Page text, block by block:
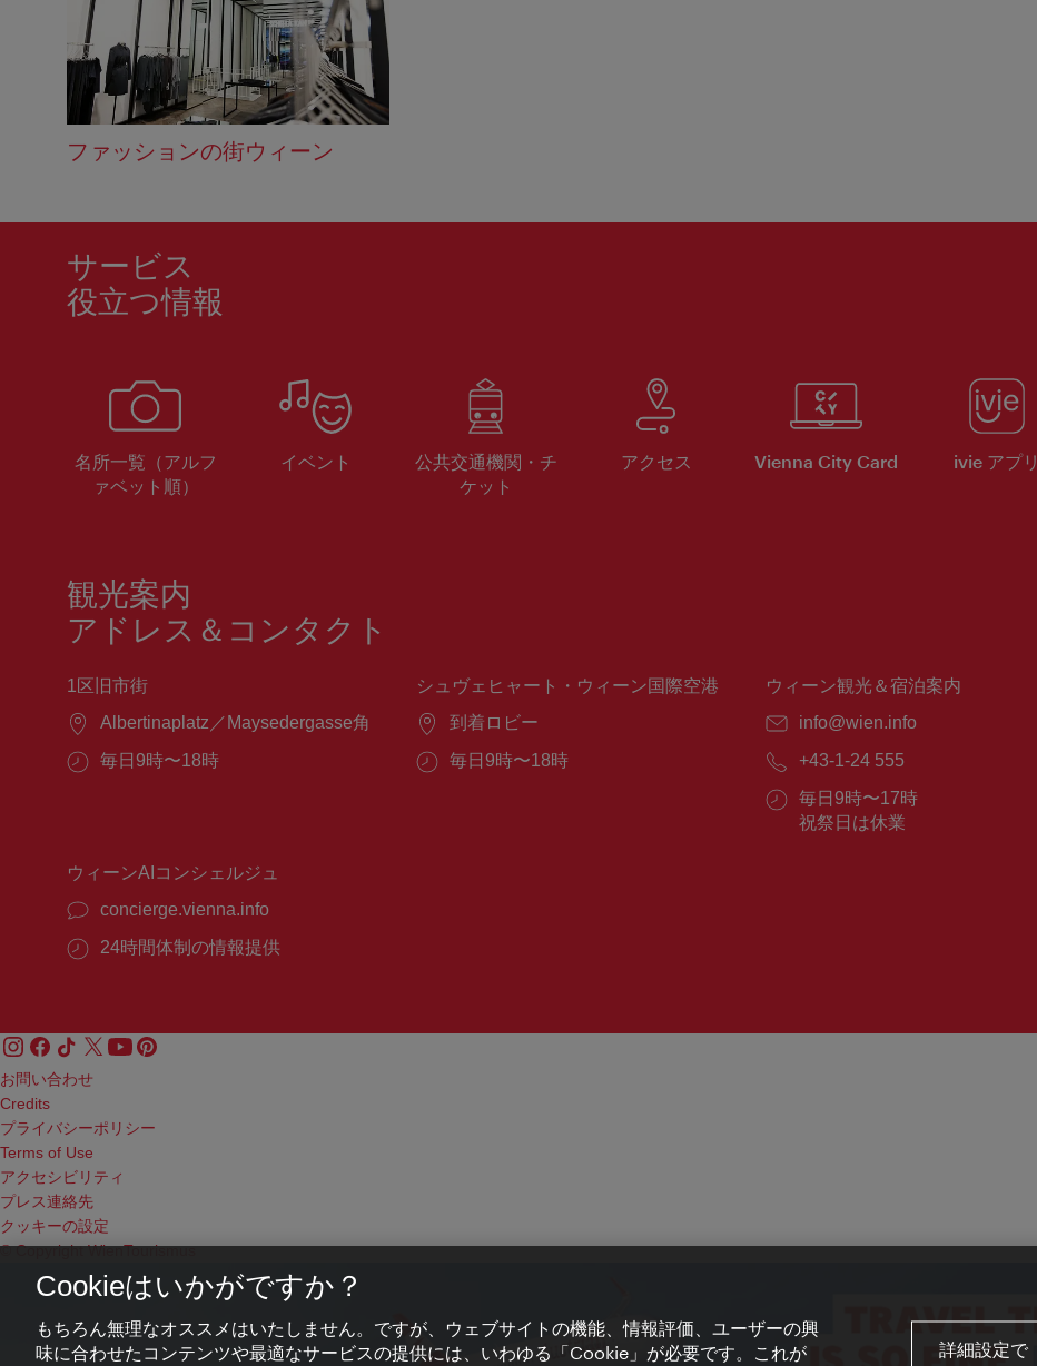
ファッションの街ウィーン
サービス
役立つ情報
名所一覧（アルフ
ァベット順）
イベント
公共交通機関・チ
ケット
アクセス Vienna City Card ivie アプリ
観光案内
アドレス＆コンタクト
1区旧市街
場
Albertinaplatz／Maysedergasse角
営
毎日9時〜18時
シュヴェヒャート・ウィーン国際空港
場
到着ロビー
営
毎日9時〜18時
ウィーン観光＆宿泊案内
E
ー
ル：
info@wien.info
電
番
号：
+43-1-24 555
営
業
毎日9時〜17時
祝祭日は休業
ウィーンAIコンシェルジュ
concierge.vienna.info
24時間体制の情報提供
お問い合わせ
Credits
プライバシーポリシー
Terms of Use
アクセシビリティ
プレス連絡先
クッキーの設定
© Copyright WienTourismus
Cookieはいかがですか？
もちろん無理なオススメはいたしません。ですが、ウェブサイトの機能、情報評価、ユーザーの興
味に合わせたコンテンツや最適なサービスの提供には、いわゆる「Cookie」が必要です。これが
詳細設定で